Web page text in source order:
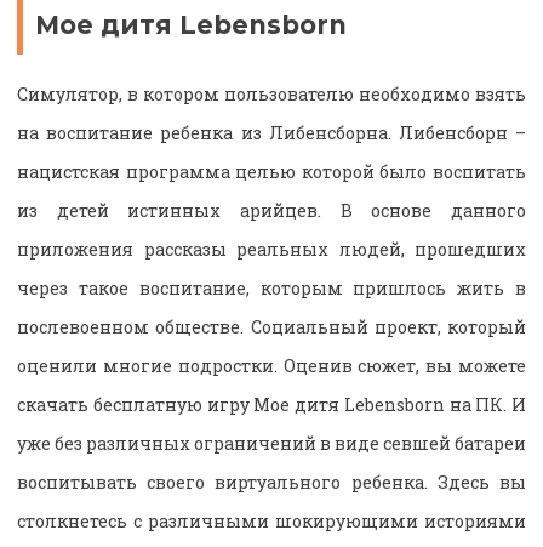
Мое дитя Lebensborn
Симулятор, в котором пользователю необходимо взять
на воспитание ребенка из Либенсборна. Либенсборн –
нацистская программа целью которой было воспитать
из детей истинных арийцев. В основе данного
приложения рассказы реальных людей, прошедших
через такое воспитание, которым пришлось жить в
послевоенном обществе. Социальный проект, который
оценили многие подростки. Оценив сюжет, вы можете
скачать бесплатную игру Мое дитя Lebensborn на ПК. И
уже без различных ограничений в виде севшей батареи
воспитывать своего виртуального ребенка. Здесь вы
столкнетесь с различными шокирующими историями